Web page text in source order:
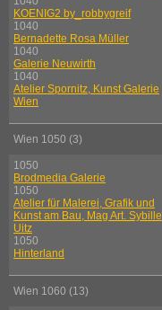
KOENIG2 by_robbygreif
1040
Bernadette Rosa Müller
1040
Galerie Neuwirth
1040
Atelier Spornitz, Kunst Galerie
Wien
Wien 1050 (3)
1050
Brodmedia Galerie
1050
Atelier für Malerei, Grafik und
Kunst am Bau, Mag Art. Sybille
Uitz
1050
Hinterland
Wien 1060 (13)